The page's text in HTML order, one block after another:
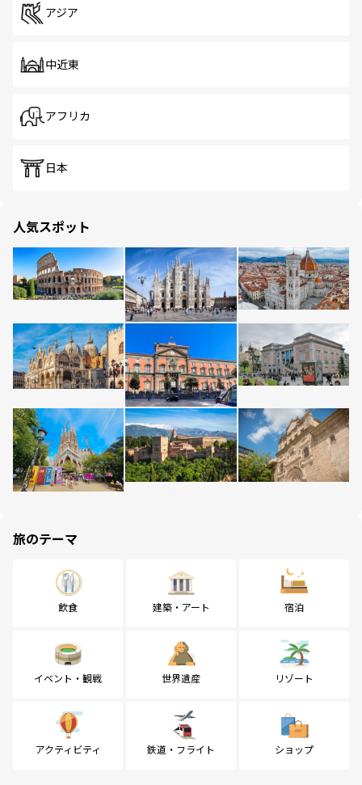
アジア
中近東
アフリカ
日本
人気スポット
旅のテーマ
飲食 建築・アート 宿泊
イベント・観戦 世界遺産 リゾート
アクティビティ 鉄道・フライト ショップ